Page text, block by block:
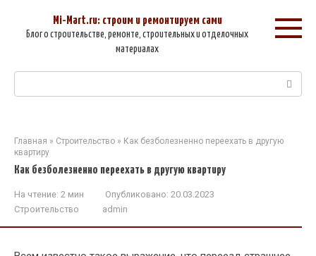
контенту
Mi-Mart.ru: строим и ремонтируем сами
Блог о строительстве, ремонте, строительных и отделочных
материалах
Поиск:
Главная » Строительство » Как безболезненно переехать в другую
квартиру
Как безболезненно переехать в другую квартиру
На чтение: 2 мин Опубликовано: 20.03.2023
Строительство
admin